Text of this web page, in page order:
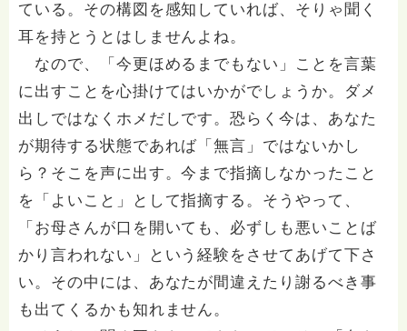
ている。その構図を感知していれば、そりゃ聞く
耳を持とうとはしませんよね。
なので、「今更ほめるまでもない」ことを言葉
に出すことを心掛けてはいかがでしょうか。ダメ
出しではなくホメだしです。恐らく今は、あなた
が期待する状態であれば「無言」ではないかし
ら？そこを声に出す。今まで指摘しなかったこと
を「よいこと」として指摘する。そうやって、
「お母さんが口を開いても、必ずしも悪いことば
かり言われない」という経験をさせてあげて下さ
い。その中には、あなたが間違えたり謝るべき事
も出てくるかも知れません。